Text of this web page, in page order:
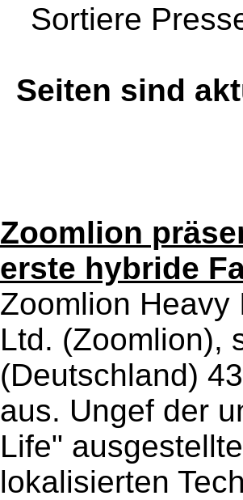
Sortiere
Seiten sind
Zoomlion
erste hybride
Zoomlion Heavy
Ltd. (Zoomlion),
(Deutschland)
aus. Ungef der
Life"
lokalisierten